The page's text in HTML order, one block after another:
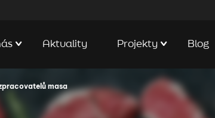
Aktuality Projekty Blog
masa